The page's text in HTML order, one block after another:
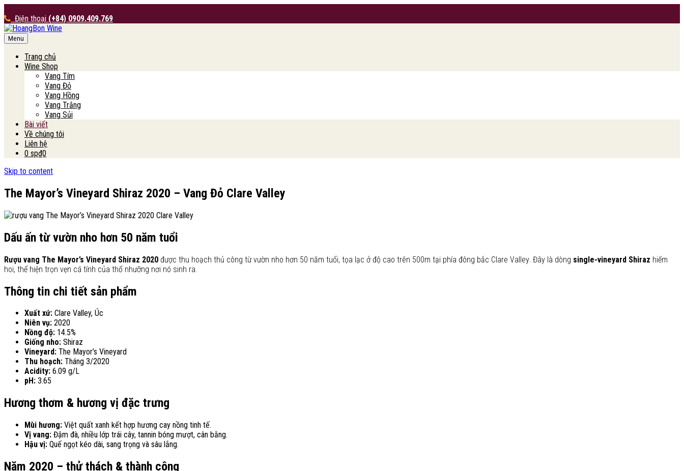
Điện thoại (+84) 0909.409.769
HoangBon Wine
Menu
Trang chủ
Wine Shop
Vang Tím
Vang Đỏ
Vang Hồng
Vang Trắng
Vang Sủi
Bài viết
Về chúng tôi
Liên hệ
0 sp₫0
Skip to content
The Mayor’s Vineyard Shiraz 2020 – Vang Đỏ Clare Valley
Dấu ấn từ vườn nho hơn 50 năm tuổi
Rượu vang The Mayor’s Vineyard Shiraz 2020 được thu hoạch thủ công từ vườn nho hơn 50 năm tuổi, tọa lạc ở độ cao trên 500m tại phía đông bắc Clare Valley. Đây là dòng single-vineyard Shiraz hiếm
hoi, thể hiện trọn vẹn cá tính của thổ nhưỡng nơi nó sinh ra.
Thông tin chi tiết sản phẩm
Xuất xứ: Clare Valley, Úc
Niên vụ: 2020
Nồng độ: 14.5%
Giống nho: Shiraz
Vineyard: The Mayor’s Vineyard
Thu hoạch: Tháng 3/2020
Acidity: 6.09 g/L
pH: 3.65
Hương thơm & hương vị đặc trưng
Mùi hương: Việt quất xanh kết hợp hương cay nồng tinh tế.
Vị vang: Đậm đà, nhiều lớp trái cây, tannin bóng mượt, cân bằng.
Hậu vị: Quế ngọt kéo dài, sang trọng và sâu lắng.
Năm 2020 – thử thách & thành công